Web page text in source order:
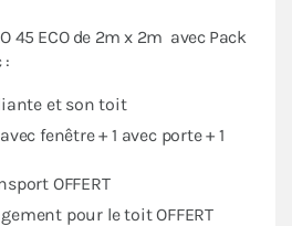
45 ECO de 2m x 2m avec Pack
:
et son toit
fenêtre + 1 avec porte + 1
OFFERT
pour le toit OFFERT